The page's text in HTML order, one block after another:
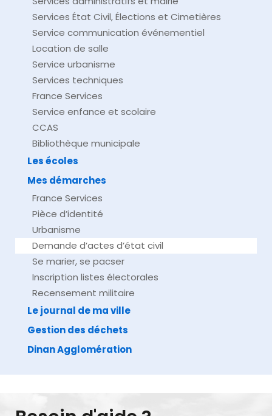
Services État Civil, Élections et Cimetières
Service communication événementiel
Location de salle
Service urbanisme
Services techniques
France Services
Service enfance et scolaire
CCAS
Bibliothèque municipale
Les écoles
Mes démarches
France Services
Pièce d’identité
Urbanisme
Demande d’actes d’état civil
Se marier, se pacser
Inscription listes électorales
Recensement militaire
Le journal de ma ville
Gestion des déchets
Dinan Agglomération